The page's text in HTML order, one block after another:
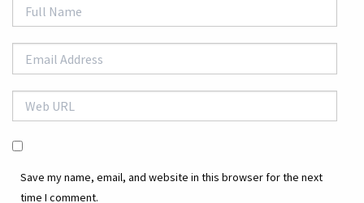
Save my name, email, and website in this browser for the next
time I comment.